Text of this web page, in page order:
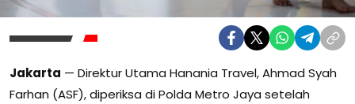
Jakarta — Direktur Utama Hanania Travel, Ahmad Syah
Farhan (ASF), diperiksa di Polda Metro Jaya setelah